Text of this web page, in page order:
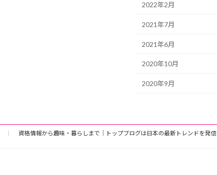
2022年2月
2021年7月
2021年6月
2020年10月
2020年9月
資格情報から趣味・暮らしまで｜トップブログは日本の最新トレンドを発信